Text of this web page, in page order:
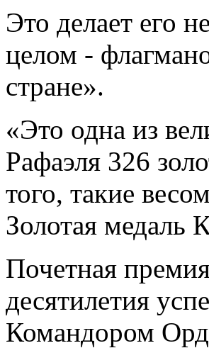
Это делает его
целом -
стране».
«Это одна из
Рафаэля 326
того, такие
Золотая медаль
Почетная
десятилетия
Командором